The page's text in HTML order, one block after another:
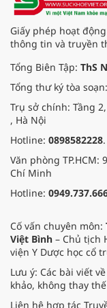
Giấy phép hoạt
thông tin và truyền
Tổng Biên Tập: ThS
Tổng thư ký tòa soạn:
Trụ sở chính: Tầng
, Hà Nội
Hotline: 0898582228
Văn phòng TP.HCM:
Chí Minh
Hotline:
Cố vấn chuyên môn:
Việt Bình – Chủ tịch
viện Y Dược học cổ
Lưu ý: Các bài viết
khảo, không thay
Liên hệ hợp tác